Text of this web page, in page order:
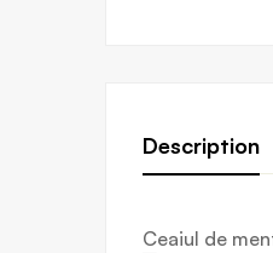
Description
Ceaiul de